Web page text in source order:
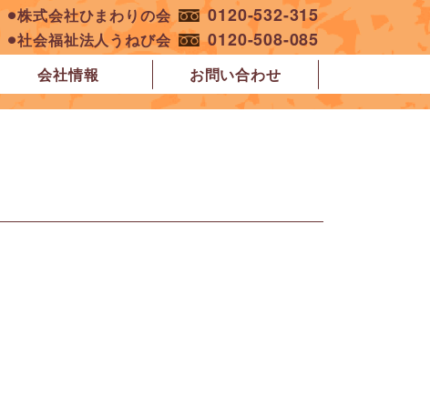
⚫︎株式会社ひまわりの会 0120-532-315
⚫︎社会福祉法人うねび会 0120-508-085
会社情報 お問い合わせ